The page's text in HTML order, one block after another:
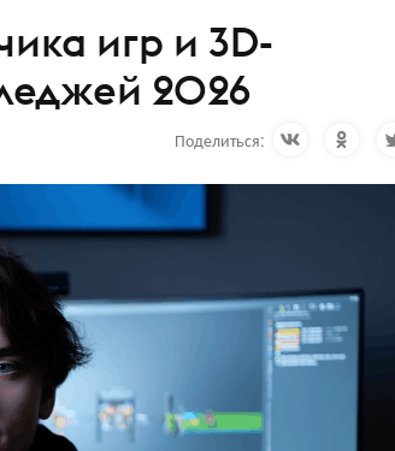
игр и 3D-
2026
Поделиться: